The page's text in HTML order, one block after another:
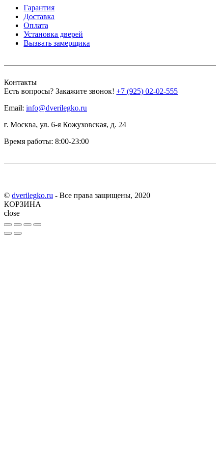
Гарантия
Доставка
Оплата
Установка дверей
Вызвать замерщика
Контакты
Есть вопросы? Закажите звонок! +7 (925) 02-02-555
Email: info@dverilegko.ru
г. Москва, ул. 6-я Кожуховская, д. 24
Время работы: 8:00-23:00
© dverilegko.ru - Все права защищены, 2020
КОРЗИНА
close